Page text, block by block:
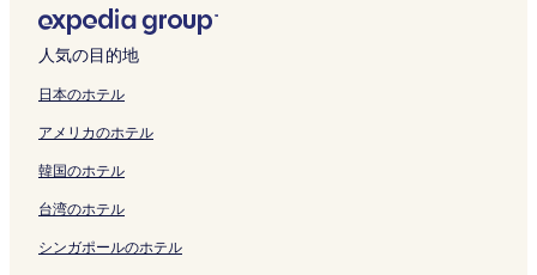
S
t
t
o
の
ペ
ー
ジ
a
z
k
の
ー
ジ
を
開
ジ
を
開
く
ン
k
i
の
ペ
ジ
開
く
リ
ン
g
o
T
a
i
t
i
o
E
k
m
e
ペ
ー
ジ
を
K
a
h
w
z
a
k
i
k
a
n
e
の
ペ
ー
ジ
ペ
ー
ジ
を
く
ン
ク
a
o
a
ペ
ジ
を
開
く
i
i
a
a
a
g
a
o
Y
u
a
a
ペ
ー
ジ
を
t
s
N
a
a
k
a
の
ペ
i
N
g
o
a
の
ペ
ー
e
B
n
i
m
i
s
a
a
の
ペ
ー
を
く
リ
ン
ク
a
n
H
t
l
の
ペ
ー
a
y
&
D
s
o
v
e
r
人気の目的地
日本のホテル
アメリカのホテル
韓国のホテル
台湾のホテル
シンガポールのホテル